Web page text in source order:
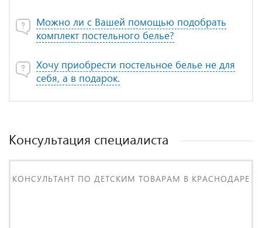
Можно ли с Вашей помощью подобрать
комплект постельного белье?
Хочу приобрести постельное белье не для
себя, а в подарок.
Консультация специалиста
КОНСУЛЬТАНТ ПО ДЕТСКИМ ТОВАРАМ В КРАСНОДАРЕ